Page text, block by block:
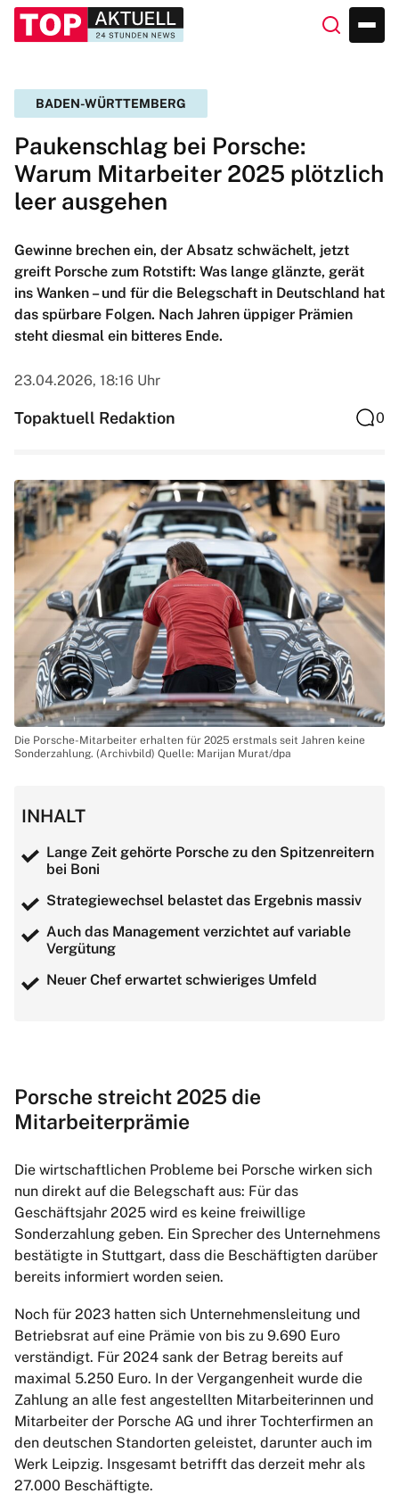
BADEN-WÜRTTEMBERG
Paukenschlag bei Porsche:
Warum Mitarbeiter 2025 plötzlich
leer ausgehen
Gewinne brechen ein, der Absatz schwächelt, jetzt
greift Porsche zum Rotstift: Was lange glänzte, gerät
ins Wanken – und für die Belegschaft in Deutschland hat
das spürbare Folgen. Nach Jahren üppiger Prämien
steht diesmal ein bitteres Ende.
23.04.2026, 18:16 Uhr
Topaktuell Redaktion 0
Die Porsche-Mitarbeiter erhalten für 2025 erstmals seit Jahren keine
Sonderzahlung. (Archivbild) Quelle: Marijan Murat/dpa
INHALT
Lange Zeit gehörte Porsche zu den Spitzenreitern
bei Boni
Strategiewechsel belastet das Ergebnis massiv
Auch das Management verzichtet auf variable
Vergütung
Neuer Chef erwartet schwieriges Umfeld
Porsche streicht 2025 die
Mitarbeiterprämie
Die wirtschaftlichen Probleme bei Porsche wirken sich
nun direkt auf die Belegschaft aus: Für das
Geschäftsjahr 2025 wird es keine freiwillige
Sonderzahlung geben. Ein Sprecher des Unternehmens
bestätigte in Stuttgart, dass die Beschäftigten darüber
bereits informiert worden seien.
Noch für 2023 hatten sich Unternehmensleitung und
Betriebsrat auf eine Prämie von bis zu 9.690 Euro
verständigt. Für 2024 sank der Betrag bereits auf
maximal 5.250 Euro. In der Vergangenheit wurde die
Zahlung an alle fest angestellten Mitarbeiterinnen und
Mitarbeiter der Porsche AG und ihrer Tochterfirmen an
den deutschen Standorten geleistet, darunter auch im
Werk Leipzig. Insgesamt betrifft das derzeit mehr als
27.000 Beschäftigte.